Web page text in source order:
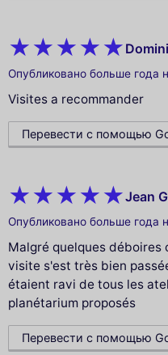
Опубликовано больше года
Visites a recommander
Перевести с помощью
Jean
Опубликовано больше года
Malgré quelques
visite s'est très bien
étaient ravi de tous les
planétarium proposés
Перевести с помощью